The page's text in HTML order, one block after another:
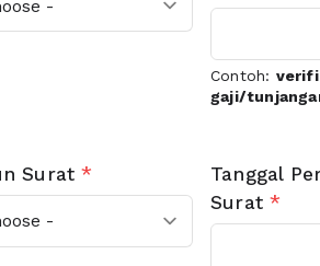
Contoh:
gaji/
Surat*
Tanggal
Surat*